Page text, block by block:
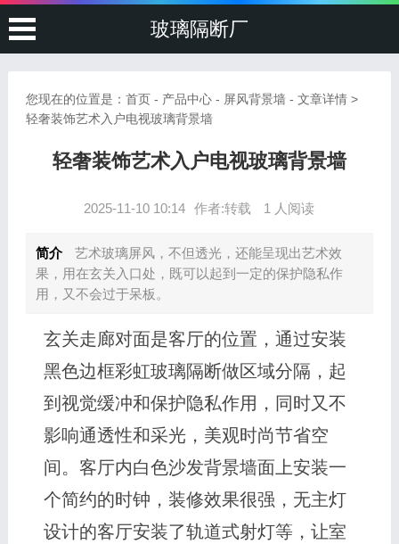
玻璃隔断厂
您现在的位置是： 首页- 产品中心- 屏风背景墙- 文章详情 >
轻奢装饰艺术入户电视玻璃背景墙
轻奢装饰艺术入户电视玻璃背景墙
2025-11-10 10:14 作者:转载 1 人阅读
简介
艺术玻璃屏风，不但透光，还能呈现出艺术效
果，用在玄关入口处，既可以起到一定的保护隐私作
用，又不会过于呆板。
玄关走廊对面是客厅的位置，通过安装
黑色边框彩虹玻璃隔断做区域分隔，起
到视觉缓冲和保护隐私作用，同时又不
影响通透性和采光，美观时尚节省空
间。客厅内白色沙发背景墙面上安装一
个简约的时钟，装修效果很强，无主灯
设计的客厅安装了轨道式射灯等，让室